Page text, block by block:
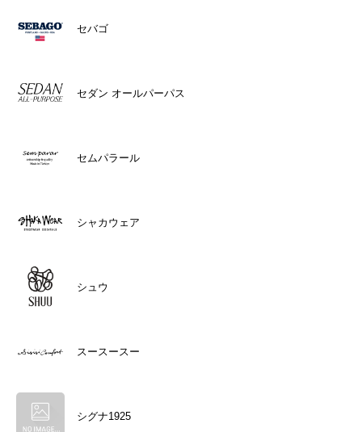
セバゴ
セダン オールパーパス
セムパラール
シャカウェア
シュウ
スースースー
シグナ1925